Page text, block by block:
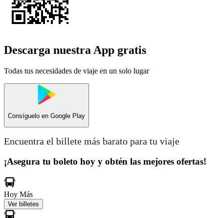
Descarga nuestra App gratis
Todas tus necesidades de viaje en un solo lugar
Consíguelo en Google Play
Encuentra el billete más barato para tu viaje
¡Asegura tu boleto hoy y obtén las mejores ofertas!
Hoy Más
Ver billetes